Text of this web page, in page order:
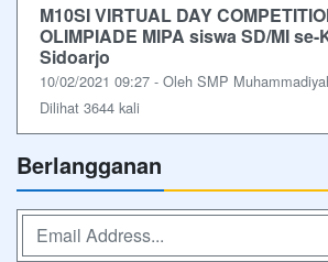
M10SI VIRTUAL DAY
OLIMPIADE MIPA siswa SD/MI
Sidoarjo
10/02/2021 09:27 - Oleh SMP
Dilihat 3644 kali
Berlangganan